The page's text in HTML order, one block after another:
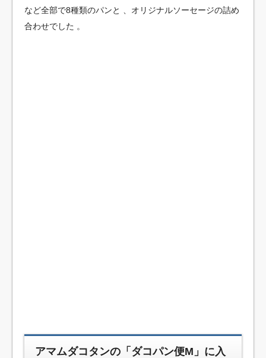
など全部で8種類のパンと 、オリジナルソーセージの詰め
合わせでした 。
アマムダコタンの「ダコパン便M」に入